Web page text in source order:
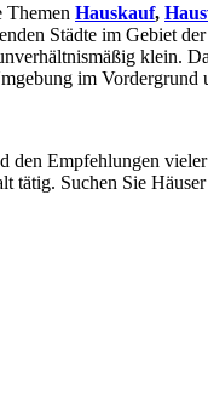
Themen Hauskauf,
Städte im Gebiet
klein.
im Vordergrund
den Empfehlungen vieler
tätig. Suchen Sie